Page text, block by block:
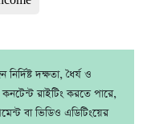
দক্ষতা, ধৈর্য ও
কনটেন্ট রাইটিং করতে পারে,
বা ভিডিও এডিটিংয়ের